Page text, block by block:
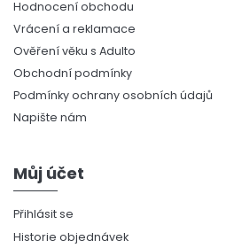
Hodnocení obchodu
Vrácení a reklamace
Ověření věku s Adulto
Obchodní podmínky
Podmínky ochrany osobních údajů
Napište nám
Můj účet
Přihlásit se
Historie objednávek